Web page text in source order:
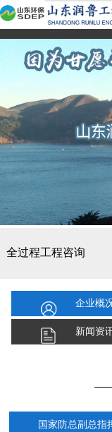
全过程工程咨询
企业概
新闻资
国家防总副总指